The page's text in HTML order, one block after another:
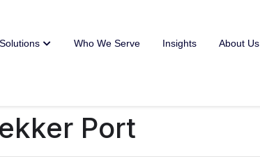
Solutions Who We Serve Insights About Us
Port